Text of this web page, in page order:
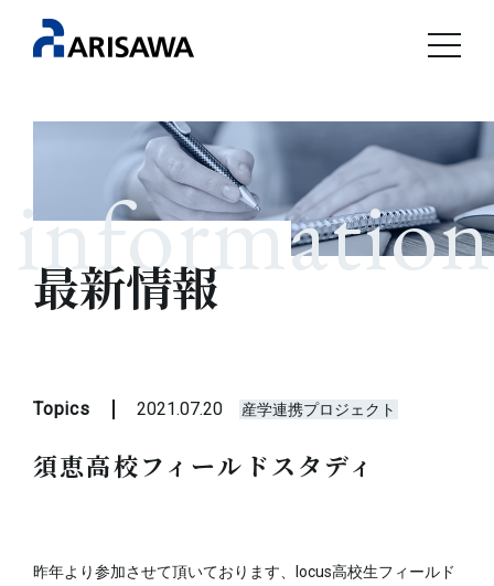
information
最新情報
Topics 2021.07.20 産学連携プロジェクト
須恵高校フィールドスタディ
昨年より参加させて頂いております、locus高校生フィールド